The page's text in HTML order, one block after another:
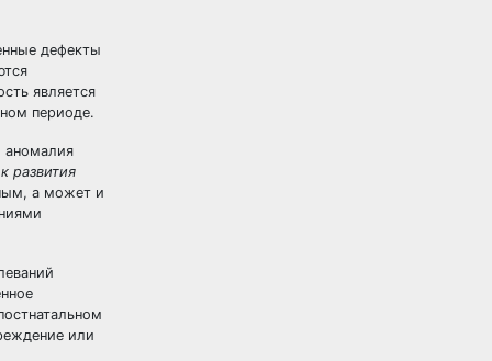
дефекты
является
периоде.
аномалия
развития
а может и
или